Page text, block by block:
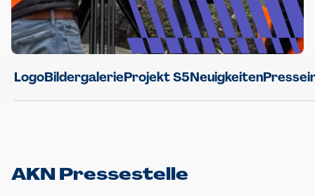
LogoBildergalerieProjekt S5Neuigkeiten
AKN Pressestelle